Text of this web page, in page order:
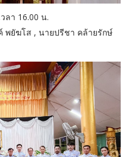
ลา 16.00 น.
พยัฆโส , นายปรีชา คล้ายรักษ์